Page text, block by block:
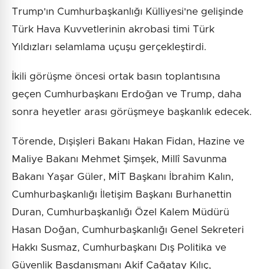
Trump'ın Cumhurbaşkanlığı Külliyesi'ne gelişinde
Türk Hava Kuvvetlerinin akrobasi timi Türk
Yıldızları selamlama uçuşu gerçekleştirdi.
İkili görüşme öncesi ortak basın toplantısına
geçen Cumhurbaşkanı Erdoğan ve Trump, daha
sonra heyetler arası görüşmeye başkanlık edecek.
Törende, Dışişleri Bakanı Hakan Fidan, Hazine ve
Maliye Bakanı Mehmet Şimşek, Millî Savunma
Bakanı Yaşar Güler, MİT Başkanı İbrahim Kalın,
Cumhurbaşkanlığı İletişim Başkanı Burhanettin
Duran, Cumhurbaşkanlığı Özel Kalem Müdürü
Hasan Doğan, Cumhurbaşkanlığı Genel Sekreteri
Hakkı Susmaz, Cumhurbaşkanı Dış Politika ve
Güvenlik Başdanışmanı Akif Çağatay Kılıç,